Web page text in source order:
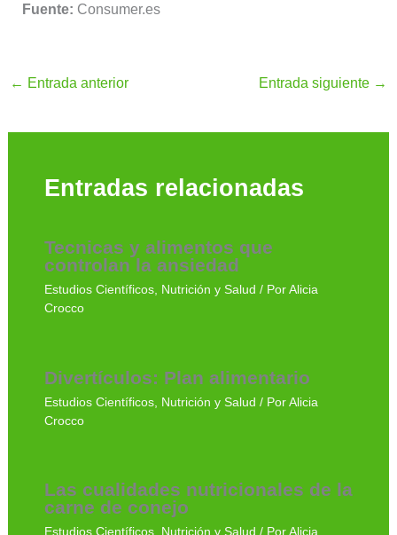
Fuente: Consumer.es
← Entrada anterior Entrada siguiente →
Entradas relacionadas
Tecnicas y alimentos que
controlan la ansiedad
Estudios Científicos, Nutrición y Salud / Por Alicia
Crocco
Divertículos: Plan alimentario
Estudios Científicos, Nutrición y Salud / Por Alicia
Crocco
Las cualidades nutricionales de la
carne de conejo
Estudios Científicos, Nutrición y Salud / Por Alicia